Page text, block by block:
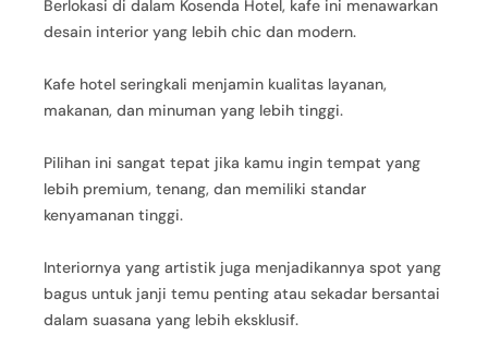
Berlokasi di dalam Kosenda Hotel, kafe ini menawarkan
desain interior yang lebih chic dan modern.
Kafe hotel seringkali menjamin kualitas layanan,
makanan, dan minuman yang lebih tinggi.
Pilihan ini sangat tepat jika kamu ingin tempat yang
lebih premium, tenang, dan memiliki standar
kenyamanan tinggi.
Interiornya yang artistik juga menjadikannya spot yang
bagus untuk janji temu penting atau sekadar bersantai
dalam suasana yang lebih eksklusif.